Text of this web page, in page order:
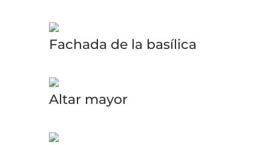
Fachada de la basílica
Altar mayor